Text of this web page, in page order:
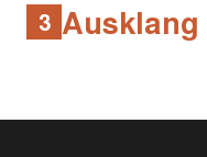
3 Ausklang